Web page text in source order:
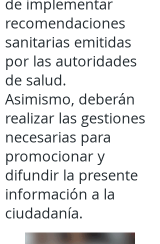
de implementar
recomendaciones
sanitarias emitidas
por las autoridades
de salud.
Asimismo, deberán
realizar las gestiones
necesarias para
promocionar y
difundir la presente
información a la
ciudadanía.